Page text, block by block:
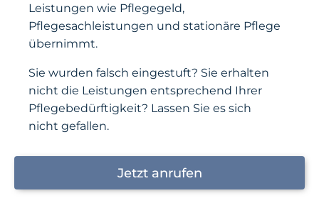
Leistungen wie Pflegegeld,
Pflegesachleistungen und stationäre Pflege
übernimmt.
Sie wurden falsch eingestuft? Sie erhalten
nicht die Leistungen entsprechend Ihrer
Pflegebedürftigkeit? Lassen Sie es sich
nicht gefallen.
Jetzt anrufen